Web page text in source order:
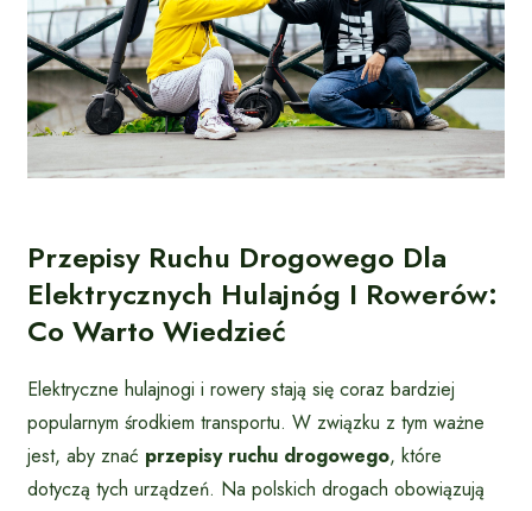
Przepisy Ruchu Drogowego Dla
Elektrycznych Hulajnóg I Rowerów:
Co Warto Wiedzieć
Elektryczne hulajnogi i rowery stają się coraz bardziej
popularnym środkiem transportu. W związku z tym ważne
jest, aby znać przepisy ruchu drogowego, które
dotyczą tych urządzeń. Na polskich drogach obowiązują